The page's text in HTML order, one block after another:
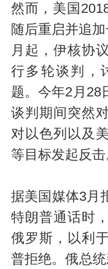
然而，美国
随后重启并追
月起，伊核协
行多轮谈判，
题。今年2月28
谈判期间突然
对以色列以及
等目标发起
据美国媒体3月
特朗普通话时
俄罗斯，以利
普拒绝。俄总